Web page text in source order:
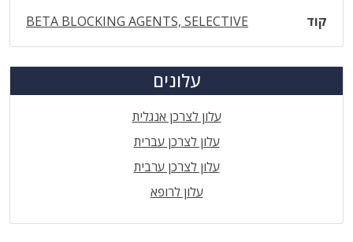
קוד
BETA BLOCKING AGENTS, SELECTIVE
עלונים
עלון לצרכן אנגלית
עלון לצרכן עברית
עלון לצרכן ערבית
עלון לרופא